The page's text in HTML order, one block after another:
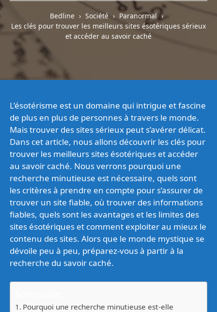
Bedline Société
Paranormal
Les clés pour trouver les meilleurs sites ésotériques sérieux
et accéder au savoir caché
L’ésotérisme est un domaine qui intrigue et fascine
de plus en plus de personnes à travers le monde.
Mais trouver des sites sérieux peut s’avérer délicat.
Dans cet article, nous allons découvrir les clés pour
trouver les meilleurs sites ésotériques et accéder
au savoir caché. Nous verrons pourquoi une
recherche minutieuse est nécessaire, quels sont
les critères à prendre en compte pour s’assurer de
trouver un site fiable, où trouver des informations
fiables, quels sont les avantages et les limites des
sites ésotériques et comment exploiter au mieux le
contenu des sites. Alors que le monde mystique se
dévoile peu à peu, préparez-vous à partir à la
recherche du savoir caché.
Pourquoi une recherche minutieuse est-elle